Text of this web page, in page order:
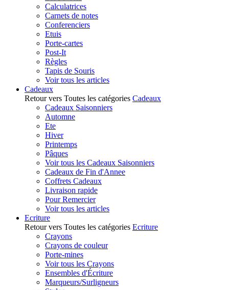
Calculatrices
Carnets de notes
Conferenciers
Etuis
Porte-cartes
Post-It
Règles
Tapis de Souris
Voir tous les articles
Cadeaux
Retour vers Toutes les catégories Cadeaux
Cadeaux Saisonniers
Automne
Ete
Hiver
Printemps
Pâques
Voir tous les Cadeaux Saisonniers
Cadeaux de Fin d'Annee
Coffrets Cadeaux
Livraison rapide
Pour Remercier
Voir tous les articles
Ecriture
Retour vers Toutes les catégories Ecriture
Crayons
Crayons de couleur
Porte-mines
Voir tous les Crayons
Ensembles d'Écriture
Marqueurs/Surligneurs